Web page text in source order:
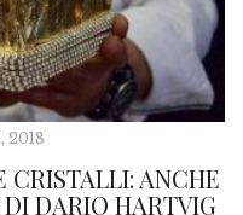
2018
CRISTALLI: ANCHE
DARIO HARTVIG